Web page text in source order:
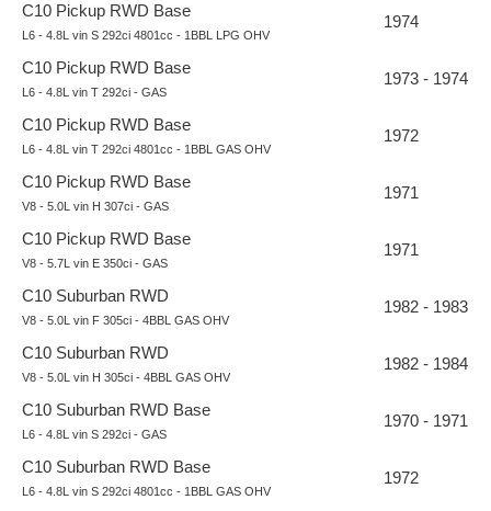
C10 Pickup RWD Base
L6 - 4.8L vin S 292ci 4801cc - 1BBL LPG OHV
1974
C10 Pickup RWD Base
L6 - 4.8L vin T 292ci - GAS
1973 - 1974
C10 Pickup RWD Base
L6 - 4.8L vin T 292ci 4801cc - 1BBL GAS OHV
1972
C10 Pickup RWD Base
V8 - 5.0L vin H 307ci - GAS
1971
C10 Pickup RWD Base
V8 - 5.7L vin E 350ci - GAS
1971
C10 Suburban RWD
V8 - 5.0L vin F 305ci - 4BBL GAS OHV
1982 - 1983
C10 Suburban RWD
V8 - 5.0L vin H 305ci - 4BBL GAS OHV
1982 - 1984
C10 Suburban RWD Base
L6 - 4.8L vin S 292ci - GAS
1970 - 1971
C10 Suburban RWD Base
L6 - 4.8L vin S 292ci 4801cc - 1BBL GAS OHV
1972